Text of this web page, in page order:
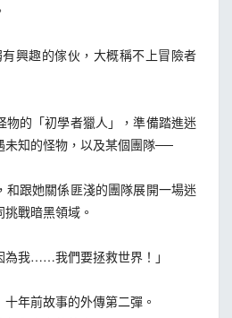
趣的傢伙，大概稱不上冒險者
的「初學者獵人」，準備踏進迷
未知的怪物，以及某個團隊──
跟她關係匪淺的團隊展開一場迷
戰暗黑領域。
我……我們要拯救世界！」
年前故事的外傳第二彈。